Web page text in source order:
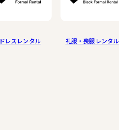
ドレスレンタル 礼服・喪服レンタル